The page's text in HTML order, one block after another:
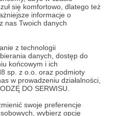
się komfortowo, dlatego też
informacje o
nas Twoich danych
z technologii
danych, dostęp do
końcowym i ich
sp. z o.o. oraz podmioty
w prowadzeniu działalności,
DO SERWISU.
swoje preferencje
wybierz opcję
Nieudany kontratak
Sikorski sprankowany:
Ładu: Coraz mniej